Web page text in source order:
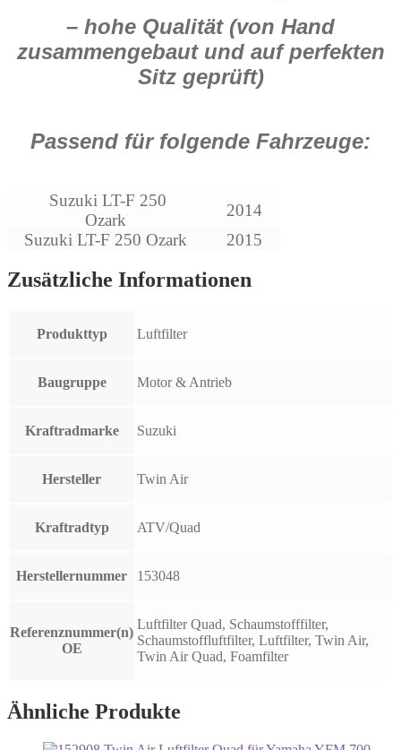
– hohe Qualität (von Hand
zusammengebaut und auf perfekten
Sitz geprüft)
Passend für folgende Fahrzeuge:
Suzuki LT-F 250
Ozark
2014
Suzuki LT-F 250 Ozark
2015
Zusätzliche Informationen
Produkttyp Luftfilter
Baugruppe Motor & Antrieb
Kraftradmarke Suzuki
Hersteller Twin Air
Kraftradtyp ATV/Quad
Herstellernummer 153048
Referenznummer(n)
OE
Luftfilter Quad, Schaumstofffilter,
Schaumstoffluftfilter, Luftfilter, Twin Air,
Twin Air Quad, Foamfilter
Ähnliche Produkte